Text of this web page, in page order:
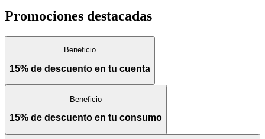
Promociones destacadas
Beneficio
15% de descuento en tu cuenta
Beneficio
15% de descuento en tu consumo